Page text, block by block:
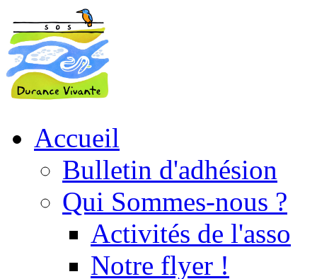
Accueil
Bulletin d'adhésion
Qui Sommes-nous ?
Activités de l'asso
Notre flyer !